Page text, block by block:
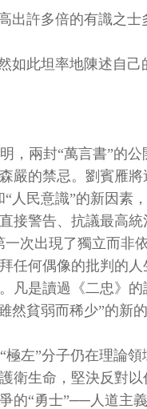
許多倍的有識之士
此坦率地陳述自己
，兩封“萬言書”的
嚴的禁忌。劉賓雁
人民意識”的新因素
接警告、抗議最高
次出現了獨立而非
任何偶像的批判的
凡是讀過《二忠》
然貧弱而稀少”的新
左”分子仍在理論領
衛生命，堅決反對
的“勇士”──人道主